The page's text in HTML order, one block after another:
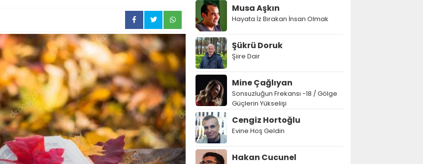
Musa Aşkın
Hayata İz Bırakan İnsan Olmak
Şükrü Doruk
Şiire Dair
Mine Çağlıyan
Sonsuzluğun Frekansı -18 / Gölge
Güçlerin Yükselişi
Cengiz Hortoğlu
Evine Hoş Geldin
Hakan Cucunel